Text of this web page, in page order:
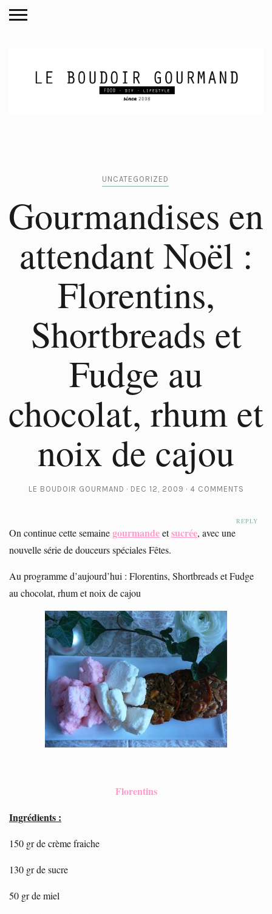
UNCATEGORIZED
Gourmandises en
attendant Noël :
Florentins,
Shortbreads et
Fudge au
chocolat, rhum et
noix de cajou
LE BOUDOIR GOURMAND DEC 12, 2009 4 COMMENTS
On continue cette semainegourmandeetsucrée, avec une
nouvelle série de douceurs spéciales Fêtes.
Au programme d’aujourd’hui : Florentins, Shortbreads et Fudge
au chocolat, rhum et noix de cajou
Florentins
Ingrédients :
150 gr de crème fraiche
130 gr de sucre
50 gr de miel
REPLY